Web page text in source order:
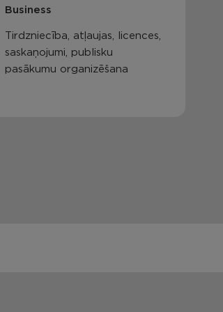
Business
Tirdzniecība, atļaujas, licences,
saskaņojumi, publisku
pasākumu organizēšana